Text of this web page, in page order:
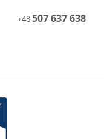
+48507 637 638